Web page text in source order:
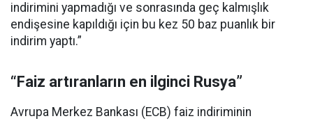
indirimini yapmadığı ve sonrasında geç kalmışlık
endişesine kapıldığı için bu kez 50 baz puanlık bir
indirim yaptı.”
“Faiz artıranların en ilginci Rusya”
Avrupa Merkez Bankası (ECB) faiz indiriminin